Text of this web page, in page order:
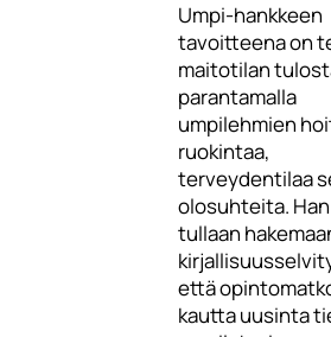
Umpi-hankkeen
tavoitteena on
maitotilan
parantamalla
umpilehmien
ruokintaa,
terveydentilaa
olosuhteita.
tullaan
että
kautta uusinta